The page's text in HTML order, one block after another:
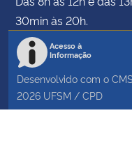
30min às 20h.
Acesso à
Informação
Desenvolvido com o
2026 UFSM / CPD